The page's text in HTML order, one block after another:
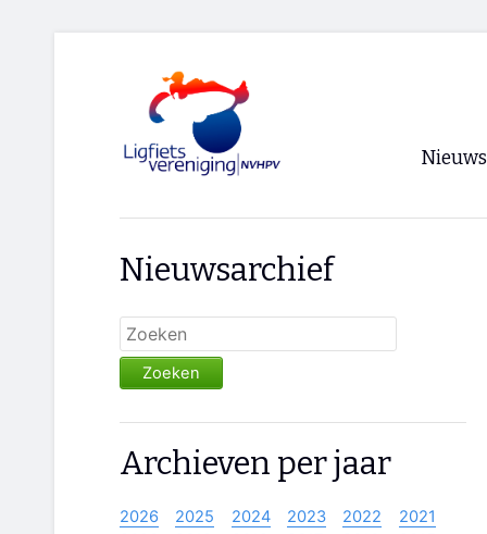
Nieuws
Nieuwsarchief
Zoeken
Archieven per jaar
2026 2025 2024 2023 2022
2021